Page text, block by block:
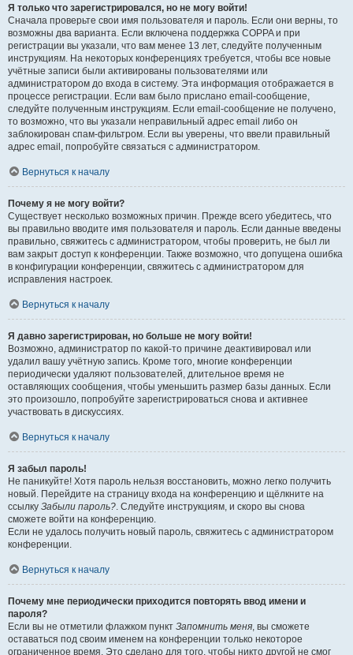
Я только что зарегистрировался, но не могу войти!
Сначала проверьте свои имя пользователя и пароль. Если они верны, то
возможны два варианта. Если включена поддержка COPPA и при
регистрации вы указали, что вам менее 13 лет, следуйте полученным
инструкциям. На некоторых конференциях требуется, чтобы все новые
учётные записи были активированы пользователями или
администратором до входа в систему. Эта информация отображается в
процессе регистрации. Если вам было прислано email-сообщение,
следуйте полученным инструкциям. Если email-сообщение не получено,
то возможно, что вы указали неправильный адрес email либо он
заблокирован спам-фильтром. Если вы уверены, что ввели правильный
адрес email, попробуйте связаться с администратором.
Вернуться к началу
Почему я не могу войти?
Существует несколько возможных причин. Прежде всего убедитесь, что
вы правильно вводите имя пользователя и пароль. Если данные введены
правильно, свяжитесь с администратором, чтобы проверить, не был ли
вам закрыт доступ к конференции. Также возможно, что допущена ошибка
в конфигурации конференции, свяжитесь с администратором для
исправления настроек.
Вернуться к началу
Я давно зарегистрирован, но больше не могу войти!
Возможно, администратор по какой-то причине деактивировал или
удалил вашу учётную запись. Кроме того, многие конференции
периодически удаляют пользователей, длительное время не
оставляющих сообщения, чтобы уменьшить размер базы данных. Если
это произошло, попробуйте зарегистрироваться снова и активнее
участвовать в дискуссиях.
Вернуться к началу
Я забыл пароль!
Не паникуйте! Хотя пароль нельзя восстановить, можно легко получить
новый. Перейдите на страницу входа на конференцию и щёлкните на
ссылку Забыли пароль?. Следуйте инструкциям, и скоро вы снова
сможете войти на конференцию.
Если не удалось получить новый пароль, свяжитесь с администратором
конференции.
Вернуться к началу
Почему мне периодически приходится повторять ввод имени и
пароля?
Если вы не отметили флажком пункт Запомнить меня, вы сможете
оставаться под своим именем на конференции только некоторое
ограниченное время. Это сделано для того, чтобы никто другой не смог